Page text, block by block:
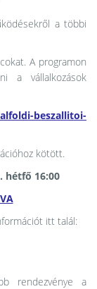
a többi
A programon
a vállalkozások
beszallitoi-
kötött.
hétfő 16:00
itt talál:
rendezvénye a